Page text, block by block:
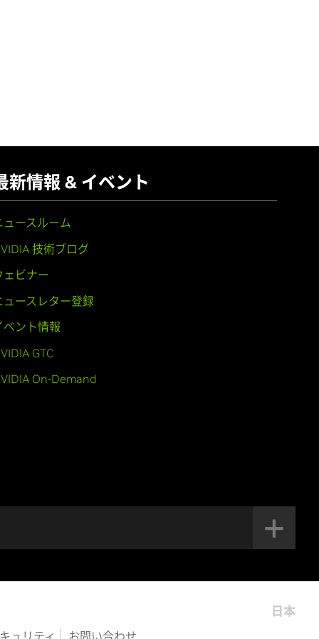
新情報 & イベント
ュースルーム
技術ブログ
ェビナー
ュースレター登録
ベント情報
GTC
On-Demand
ュリティ お問い合わせ
日本